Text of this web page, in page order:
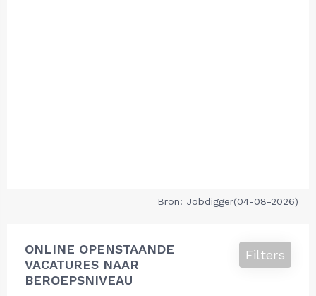
Bron: Jobdigger(04-08-2026)
ONLINE OPENSTAANDE
VACATURES NAAR
BEROEPSNIVEAU
Filters